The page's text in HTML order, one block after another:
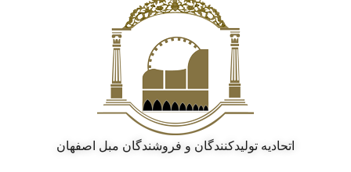
اتحادیه تولیدکنندگان و فروشندگان مبل اصفهان